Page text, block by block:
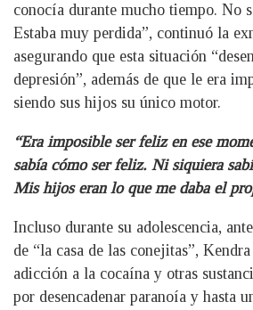
conocía durante mucho tiempo. No
Estaba muy perdida”, continuó la
asegurando que esta situación
depresión”, además de que le era
siendo sus hijos su único motor.
“Era imposible ser feliz en ese
sabía cómo ser feliz. Ni siquiera
Mis hijos eran lo que me daba el
Incluso durante su adolescencia,
de “la casa de las conejitas”,
adicción a la cocaína y otras
por desencadenar paranoía y hasta